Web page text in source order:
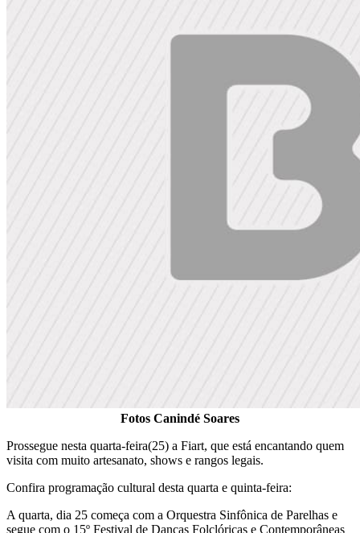
Fotos Canindé Soares
Prossegue nesta quarta-feira(25) a Fiart, que está encantando quem
visita com muito artesanato, shows e rangos legais.
Confira programação cultural desta quarta e quinta-feira:
A quarta, dia 25 começa com a Orquestra Sinfônica de Parelhas e
segue com o 15º Festival de Danças Folclóricas e Contemporâneas